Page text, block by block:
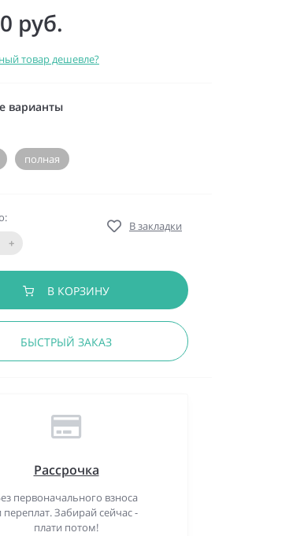
руб.
товар дешевле?
варианты
полная
+
В закладки
В КОРЗИНУ
БЫСТРЫЙ ЗАКАЗ
Рассрочка
первоначального взноса
переплат. Забирай сейчас -
плати потом!